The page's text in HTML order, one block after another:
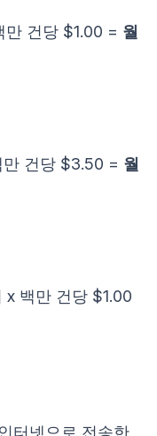
만 건당 $1.00 = 월
만 건당 $3.50 = 월
백만 건당 $1.00
터넷으로 전송한